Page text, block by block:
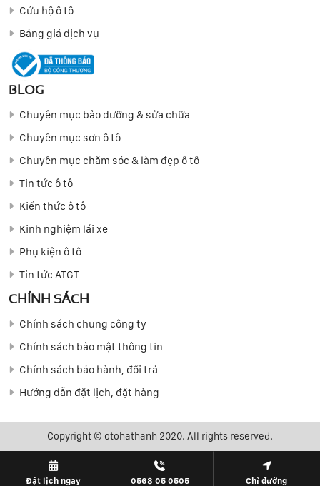
Cứu hộ ô tô
Bảng giá dịch vụ
BLOG
Chuyên mục bảo dưỡng & sửa chữa
Chuyên mục sơn ô tô
Chuyên mục chăm sóc & làm đẹp ô tô
Tin tức ô tô
Kiến thức ô tô
Kinh nghiệm lái xe
Phụ kiện ô tô
Tin tức ATGT
CHÍNH SÁCH
Chính sách chung công ty
Chính sách bảo mật thông tin
Chính sách bảo hành, đổi trả
Hướng dẫn đặt lịch, đặt hàng
Copyright © otohathanh 2020. All rights reserved.
Đặt lịch ngay 0568 05 0505 Chỉ đường